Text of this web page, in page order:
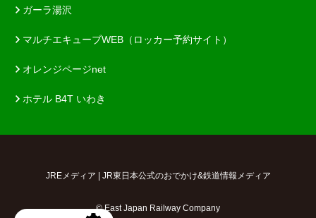
ガーラ湯沢
マルチエキューブWEB（ロッカー予約サイト）
オレンジページnet
ホテル B4T いわき
JREメディア | JR東日本公式のおでかけ&鉄道情報メディア
© East Japan Railway Company